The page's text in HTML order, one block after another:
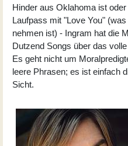
Hinder aus Oklahoma ist
Laufpass mit "Love You"
nehmen ist) - Ingram hat die
Dutzend Songs über das
Es geht nicht um
leere Phrasen; es ist einfach
Sicht.